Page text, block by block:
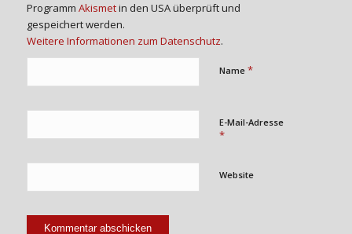
Programm Akismetin den USA überprüft und
gespeichert werden.
Weitere Informationen zum Datenschutz.
Name *
E-Mail-Adresse
*
Website